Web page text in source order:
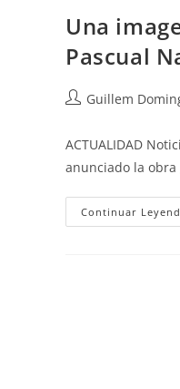
Una
Pascual
Guillem
ACTUALIDAD
anunciado la obra
Continuar